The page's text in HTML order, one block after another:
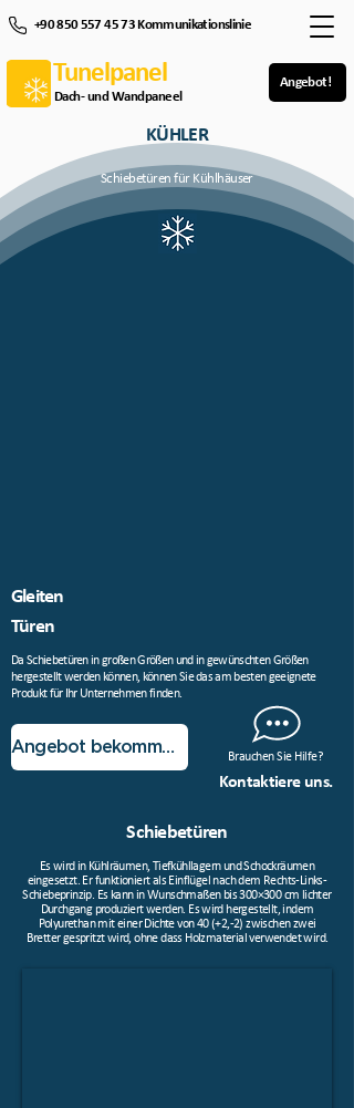
Tunelpanel
Dach- und Wandpaneel
Angebot!
+90 850 557 45 73 Kommunikationslinie
KÜHLER
Schiebetüren für Kühlhäuser
Gleiten
Türen
Da Schiebetüren in großen Größen und in gewünschten Größen
hergestellt werden können, können Sie das am besten geeignete
Produkt für Ihr Unternehmen finden.
Angebot bekommen!
Brauchen Sie Hilfe?
Kontaktiere uns.
Schiebetüren
Es wird in Kühlräumen, Tiefkühllagern und Schockräumen
eingesetzt. Er funktioniert als Einflügel nach dem Rechts-Links-
Schiebeprinzip. Es kann in Wunschmaßen bis 300×300 cm lichter
Durchgang produziert werden. Es wird hergestellt, indem
Polyurethan mit einer Dichte von 40 (+2,-2) zwischen zwei
Bretter gespritzt wird, ohne dass Holzmaterial verwendet wird.